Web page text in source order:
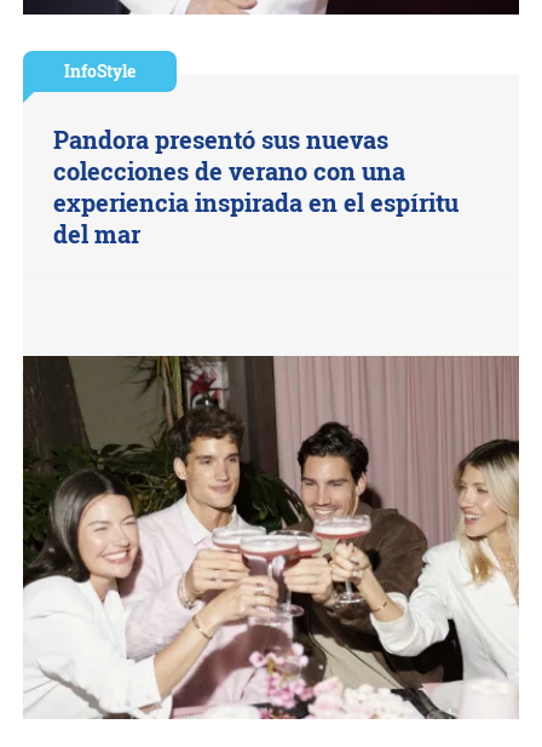
InfoStyle
Pandora presentó sus nuevas
colecciones de verano con una
experiencia inspirada en el espíritu
del mar